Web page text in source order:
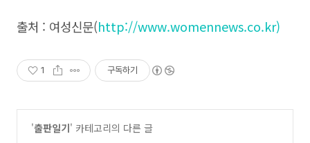
출처 : 여성신문(http://www.womennews.co.kr)
1 구독하기
'출판일기' 카테고리의 다른 글